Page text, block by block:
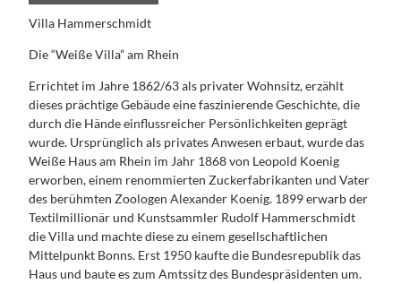
Villa Hammerschmidt
Die “Weiße Villa” am Rhein
Errichtet im Jahre 1862/63 als privater Wohnsitz, erzählt
dieses prächtige Gebäude eine faszinierende Geschichte, die
durch die Hände einflussreicher Persönlichkeiten geprägt
wurde. Ursprünglich als privates Anwesen erbaut, wurde das
Weiße Haus am Rhein im Jahr 1868 von Leopold Koenig
erworben, einem renommierten Zuckerfabrikanten und Vater
des berühmten Zoologen Alexander Koenig. 1899 erwarb der
Textilmillionär und Kunstsammler Rudolf Hammerschmidt
die Villa und machte diese zu einem gesellschaftlichen
Mittelpunkt Bonns. Erst 1950 kaufte die Bundesrepublik das
Haus und baute es zum Amtssitz des Bundespräsidenten um.